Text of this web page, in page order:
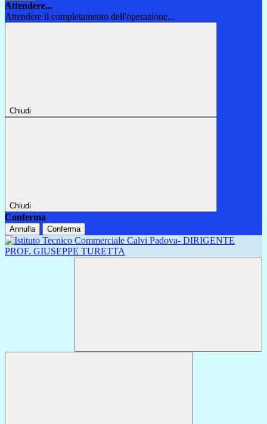
Attendere...
Attendere il completamento dell'operazione...
Chiudi
Chiudi
Conferma
Annulla Conferma